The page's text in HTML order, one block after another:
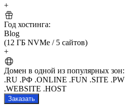
+
Год хостинга:
Blog
(12 ГБ NVMe /5 сайтов)
+
Домен в одной из популярных зон:
.RU .РФ .ONLINE .FUN .SITE .PW
.WEBSITE .HOST
Заказать